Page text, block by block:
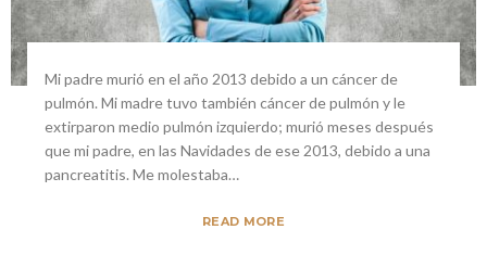
Mi padre murió en el año 2013 debido a un cáncer de
pulmón. Mi madre tuvo también cáncer de pulmón y le
extirparon medio pulmón izquierdo; murió meses después
que mi padre, en las Navidades de ese 2013, debido a una
pancreatitis. Me molestaba…
READ MORE